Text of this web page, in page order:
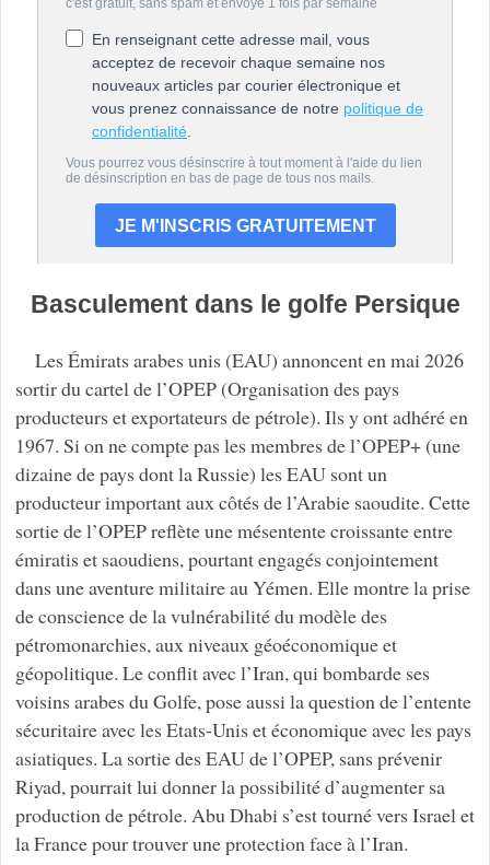
Basculement dans le golfe Persique
Les Émirats arabes unis (EAU) annoncent en mai 2026
sortir du cartel de l’OPEP (Organisation des pays
producteurs et exportateurs de pétrole). Ils y ont adhéré en
1967. Si on ne compte pas les membres de l’OPEP+ (une
dizaine de pays dont la Russie) les EAU sont un
producteur important aux côtés de l’Arabie saoudite. Cette
sortie de l’OPEP reflète une mésentente croissante entre
émiratis et saoudiens, pourtant engagés conjointement
dans une aventure militaire au Yémen. Elle montre la prise
de conscience de la vulnérabilité du modèle des
pétromonarchies, aux niveaux géoéconomique et
géopolitique. Le conflit avec l’Iran, qui bombarde ses
voisins arabes du Golfe, pose aussi la question de l’entente
sécuritaire avec les Etats-Unis et économique avec les pays
asiatiques. La sortie des EAU de l’OPEP, sans prévenir
Riyad, pourrait lui donner la possibilité d’augmenter sa
production de pétrole. Abu Dhabi s’est tourné vers Israel et
la France pour trouver une protection face à l’Iran.